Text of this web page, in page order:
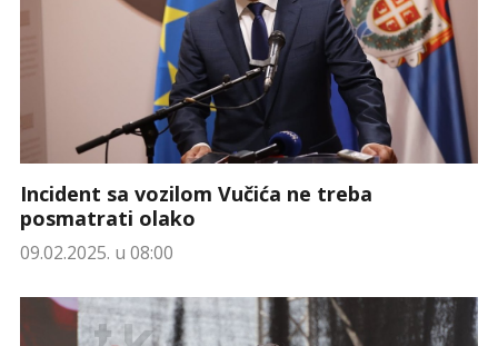
Incident sa vozilom Vučića ne treba
posmatrati olako
09.02.2025. u 08:00